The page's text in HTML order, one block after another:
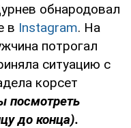
обнародовал
в Instagram. На
потрогал
ситуацию с
корсет
посмотреть
до конца).